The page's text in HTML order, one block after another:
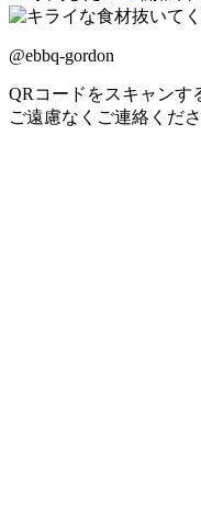
@ebbq-gordon
QRコードをスキャンす
ご遠慮なくご連絡くだ